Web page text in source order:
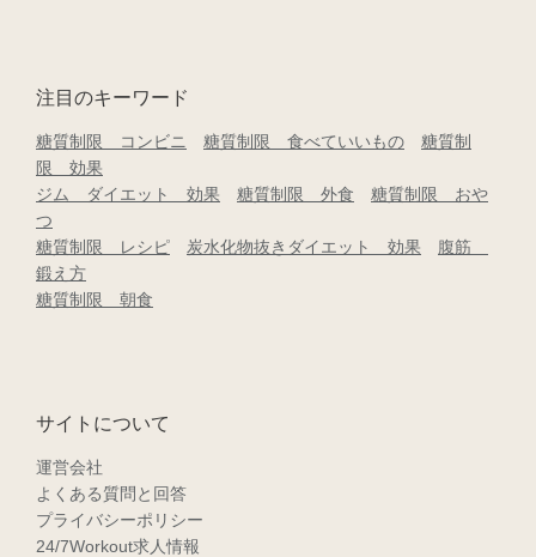
注目のキーワード
糖質制限 コンビニ 糖質制限 食べていいもの
糖質制
限 効果
ジム ダイエット 効果
糖質制限 外食
糖質制限 おや
つ
糖質制限 レシピ
炭水化物抜きダイエット 効果
腹筋
鍛え方
糖質制限 朝食
サイトについて
運営会社
よくある質問と回答
プライバシーポリシー
24/7Workout求人情報